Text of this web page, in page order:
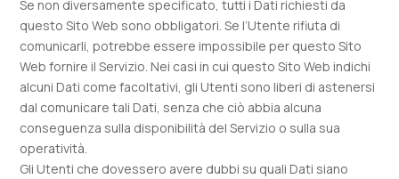
Se non diversamente specificato, tutti i Dati richiesti da
questo Sito Web sono obbligatori. Se l’Utente rifiuta di
comunicarli, potrebbe essere impossibile per questo Sito
Web fornire il Servizio. Nei casi in cui questo Sito Web indichi
alcuni Dati come facoltativi, gli Utenti sono liberi di astenersi
dal comunicare tali Dati, senza che ciò abbia alcuna
conseguenza sulla disponibilità del Servizio o sulla sua
operatività.
Gli Utenti che dovessero avere dubbi su quali Dati siano